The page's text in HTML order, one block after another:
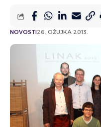
NOVOSTI26. OŽUJKA 2013.